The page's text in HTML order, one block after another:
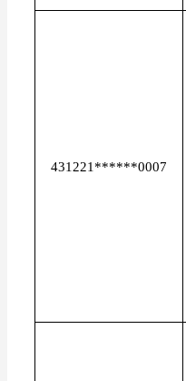
431221******0007